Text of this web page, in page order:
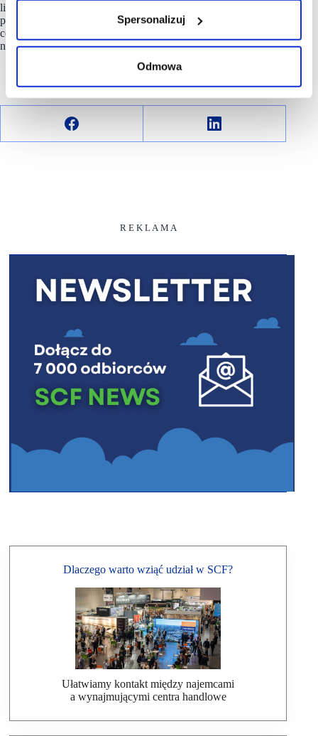
Spersonalizuj
Odmowa
lifestyle’em. Nowa lokalizacja przy
pokazuje, że padel może stać się naturalną częścią miejskiej
codzienności — dostępną blisko, wygodnie i wtedy, kiedy
najbardziej pasuje do rytmu dnia.
R E K L A M A
Dlaczego warto wziąć udział w SCF?
Ułatwiamy kontakt między najemcami
a wynajmującymi centra handlowe